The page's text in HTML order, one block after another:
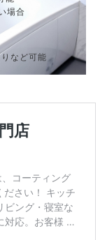
場合
など可能